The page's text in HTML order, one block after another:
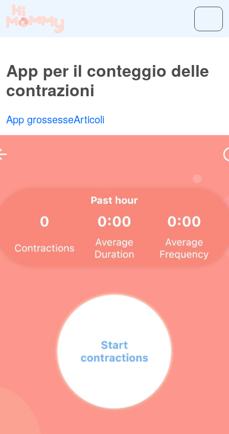
App per il conteggio delle
contrazioni
App grossesseArticoli